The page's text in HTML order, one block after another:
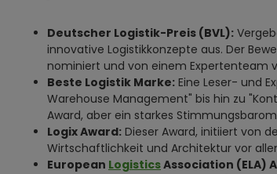
Deutscher Logistik-Preis (BVL):
innovative Logistikkonzepte aus. Der
nominiert und von einem Expertenteam
Beste Logistik Marke: Eine Leser- und
Warehouse Management" bis hin zu
Award, aber ein starkes
Logix Award: Dieser Award, initiiert von
Wirtschaftlichkeit und Architektur vor
European LogisticsAssociation (ELA)